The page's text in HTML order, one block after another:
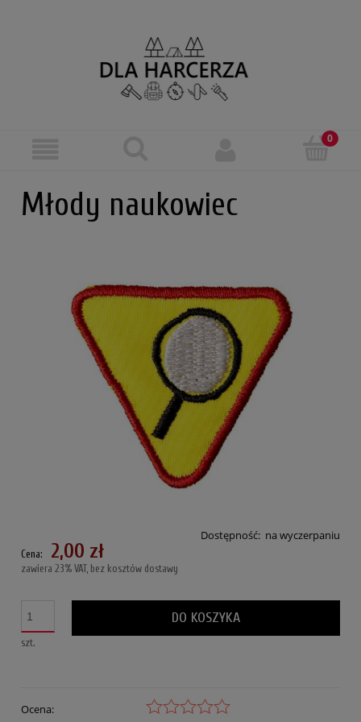
Młody naukowiec
Dostępność: na wyczerpaniu
Cena: 2,00 zł
zawiera 23% VAT, bez kosztów dostawy
szt.
DO KOSZYKA
Ocena: